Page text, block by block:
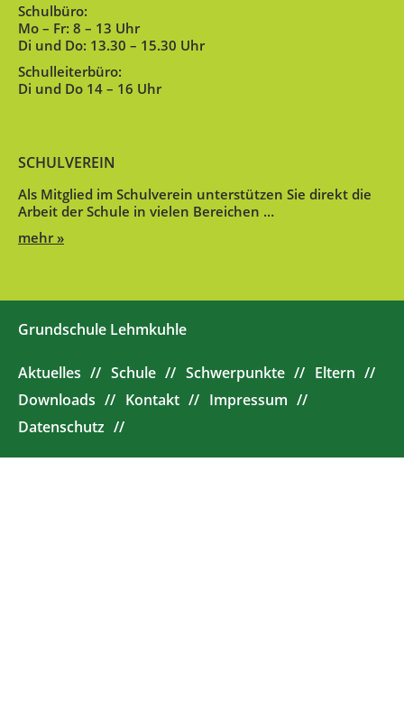
Schulbüro:
Mo – Fr: 8 – 13 Uhr
Di und Do: 13.30 – 15.30 Uhr
Schulleiterbüro:
Di und Do 14 – 16 Uhr
SCHULVEREIN
Als Mitglied im Schulverein unterstützen Sie direkt die
Arbeit der Schule in vielen Bereichen …
mehr »
Grundschule Lehmkuhle
Aktuelles Schule Schwerpunkte
Eltern
Downloads
Kontakt
Impressum
Datenschutz